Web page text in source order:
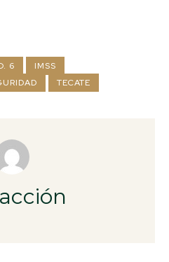
6
IMSS
TECATE